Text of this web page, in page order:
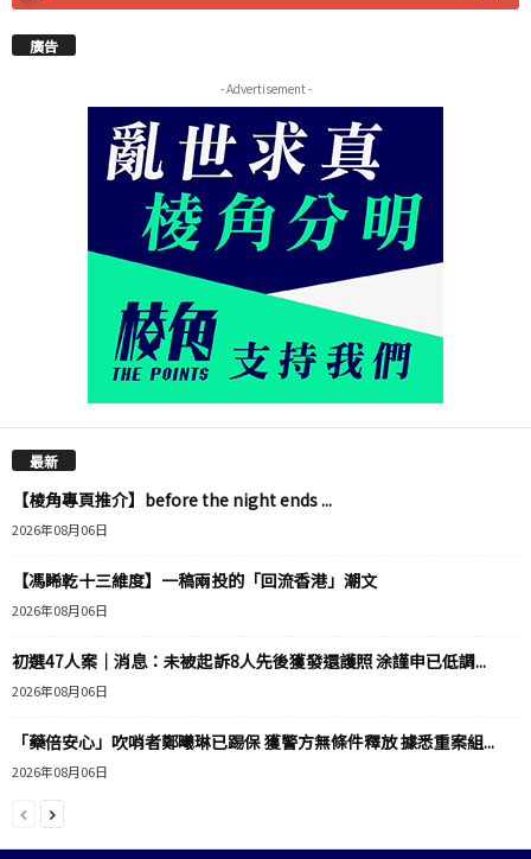
廣告
- Advertisement -
最新
【棱角專頁推介】before the night ends ...
2026年08月06日
【馮睎乾十三維度】一稿兩投的「回流香港」潮文
2026年08月06日
初選47人案｜消息：未被起訴8人先後獲發還護照 涂謹申已低調...
2026年08月06日
「藥倍安心」吹哨者鄭曦琳已踢保 獲警方無條件釋放 據悉重案組...
2026年08月06日